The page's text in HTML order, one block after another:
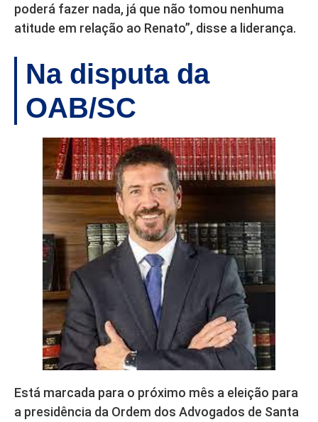
poderá fazer nada, já que não tomou nenhuma
atitude em relação ao Renato”, disse a liderança.
Na disputa da
OAB/SC
Está marcada para o próximo mês a eleição para
a presidência da Ordem dos Advogados de Santa